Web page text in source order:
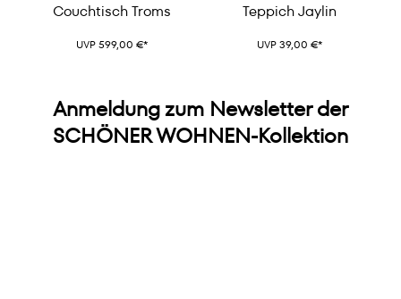
Couchtisch Troms
UVP 599,00 €*
Teppich Jaylin
UVP 39,00 €*
Anmeldung zum Newsletter der
SCHÖNER WOHNEN-Kollektion